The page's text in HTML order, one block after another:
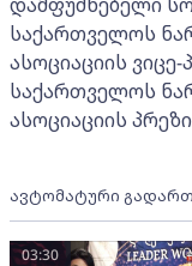
საქართველოს
ასოციაციის
საქართველოს
ასოციაციის
ავტომატური
03:30